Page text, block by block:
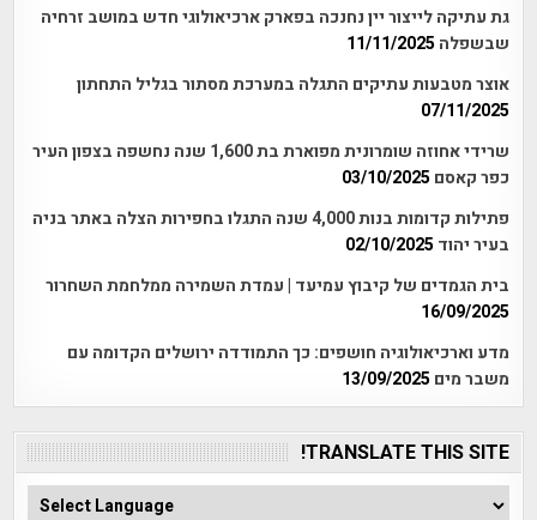
גת עתיקה לייצור יין נחנכה בפארק ארכיאולוגי חדש במושב זרחיה
שבשפלה 11/11/2025
אוצר מטבעות עתיקים התגלה במערכת מסתור בגליל התחתון
07/11/2025
שרידי אחוזה שומרונית מפוארת בת 1,600 שנה נחשפה בצפון העיר
כפר קאסם 03/10/2025
פתילות קדומות בנות 4,000 שנה התגלו בחפירות הצלה באתר בניה
בעיר יהוד 02/10/2025
בית הגמדים של קיבוץ עמיעד | עמדת השמירה ממלחמת השחרור
16/09/2025
מדע וארכיאולוגיה חושפים: כך התמודדה ירושלים הקדומה עם
משבר מים 13/09/2025
TRANSLATE THIS SITE!